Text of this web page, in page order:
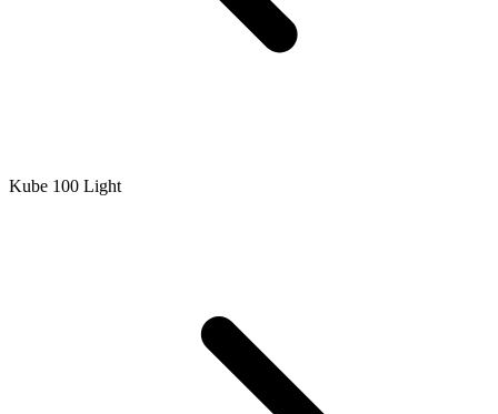
Kube 100 Light